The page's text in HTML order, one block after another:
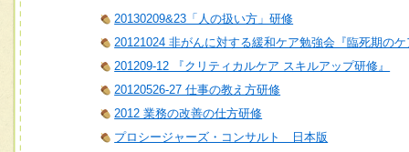
20130209&23「人の扱い方」研修
20121024 非がんに対する緩和ケア勉強会『臨死期の
201209-12 『クリティカルケア スキルアップ研修』
20120526-27 仕事の教え方研修
2012 業務の改善の仕方研修
プロシージャーズ・コンサルト 日本版